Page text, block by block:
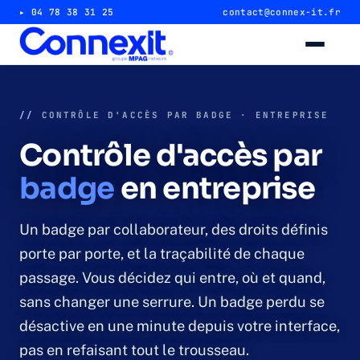
▸ 04 78 38 31 25 contact@connex-it.fr
Alarme entrepôt & industrie
Télésurveillance 24/7
Vidéosurveillance
Caméra magasin & commerce
Caméra entrepôt
// CONTRÔLE D'ACCÈS PAR BADGE · ENTREPRISE
Contrôle d'accès par
badgeen entreprise
Un badge par collaborateur, des droits définis
porte par porte, et la traçabilité de chaque
passage. Vous décidez qui entre, où et quand,
sans changer une serrure. Un badge perdu se
désactive en une minute depuis votre interface,
pas en refaisant tout le trousseau.